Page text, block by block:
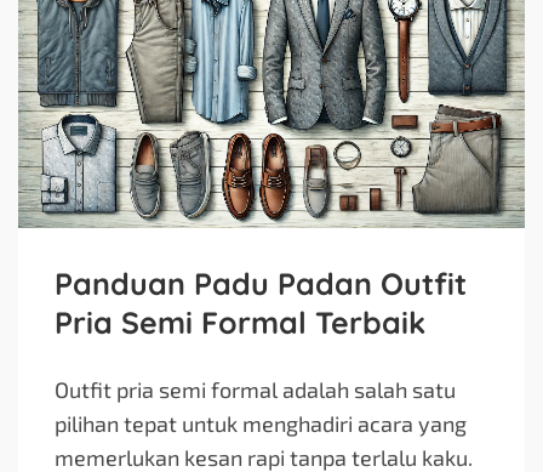
Panduan Padu Padan Outfit
Pria Semi Formal Terbaik
Outfit pria semi formal adalah salah satu
pilihan tepat untuk menghadiri acara yang
memerlukan kesan rapi tanpa terlalu kaku.